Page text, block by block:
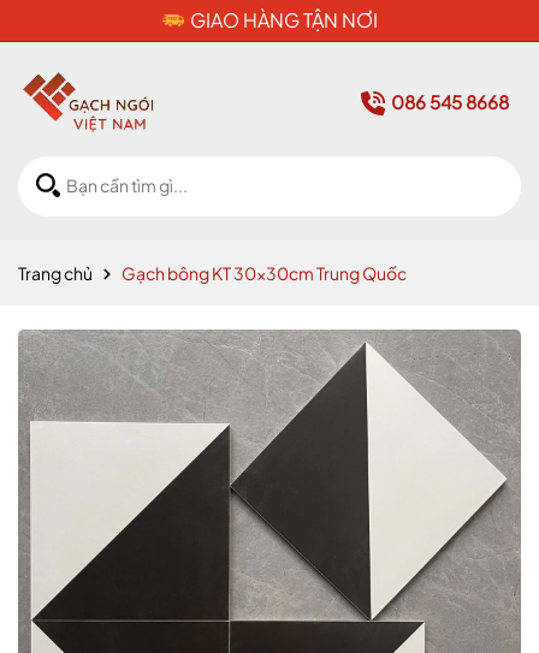
CAM KẾT HÀNG CHÍNH HÃNG
086 545 8668
Trang chủ Gạch bông KT 30x30cm Trung Quốc
Mã giảm giá: